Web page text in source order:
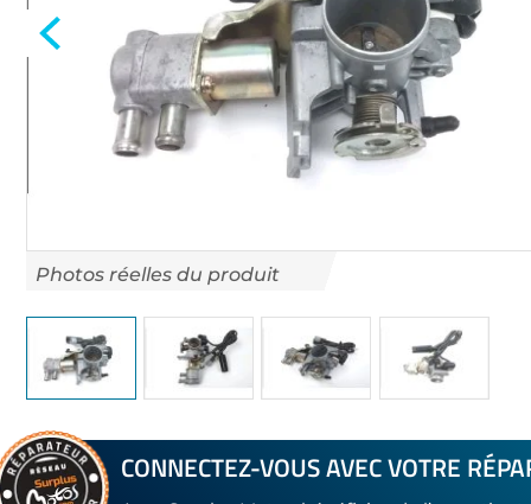
to
the
beginning
CONNECTEZ-VOUS AVEC VOTRE